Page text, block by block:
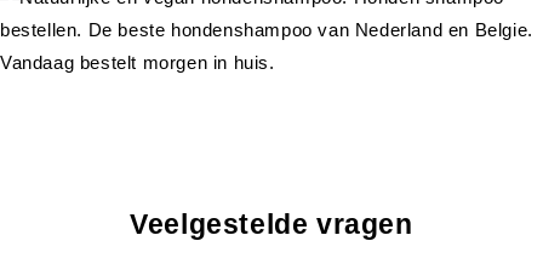
Veelgestelde vragen